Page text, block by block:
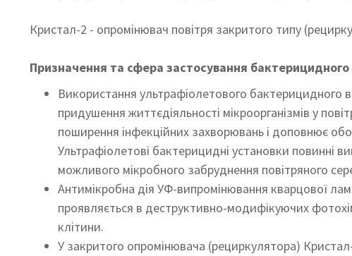
Кристал-2 - опромінювач повітря закритого типу
Призначення та сфера застосування
Використання ультрафіолетового бактерицидного
придушення життєдіяльності мікроорганізмів у
поширення інфекційних захворювань і доповнює
Ультрафіолетові бактерицидні установки повинні
можливого мікробного забруднення повітряного
Антимікробна дія УФ-випромінювання кварцової
проявляється в деструктивно-модифікуючих
клітини.
У закритого опромінювача (рециркулятора)